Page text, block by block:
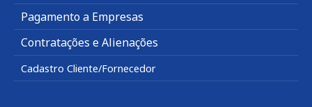
Pagamento a Empresas
Contratações e Alienações
Cadastro Cliente/Fornecedor